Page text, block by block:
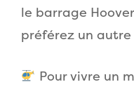
le barrage
préférez un
Pour vivre un